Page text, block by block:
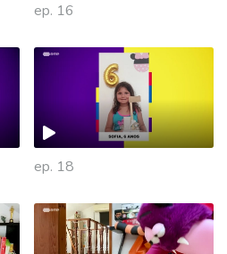
ep. 16
ep. 18